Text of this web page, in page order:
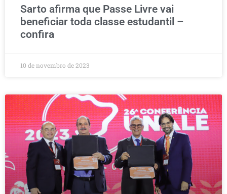
Sarto afirma que Passe Livre vai
beneficiar toda classe estudantil –
confira
10 de novembro de 2023